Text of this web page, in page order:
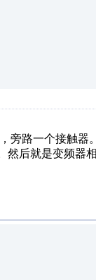
旁路一个接触器
然后就是变频器